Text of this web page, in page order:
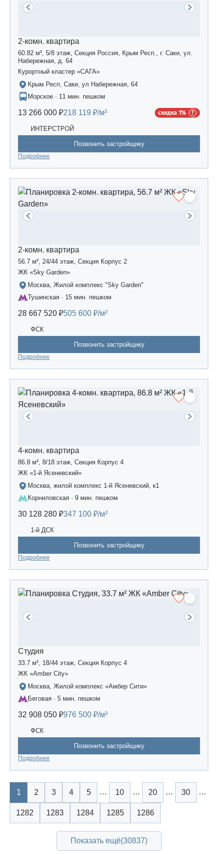
2-комн. квартира
60.82 м², 5/8 этаж, Секция Россия, Крым Респ., г. Саки, ул.
Набережная, д. 64
Курортный кластер «САГА»
Крым Респ, Саки, ул Набережная, 64
Морское · 11 мин. пешком
13 266 000 ₽218 119 ₽/м² скидка 1%
ИНТЕРСТРОЙ
Позвонить застройщику
Подробнее
2-комн. квартира
56.7 м², 24/44 этаж, Секция Корпус 2
ЖК «Sky Garden»
Москва, Жилой комплекс "Sky Garden"
Тушинская · 15 мин. пешком
28 667 520 ₽505 600 ₽/м²
ФСК
Позвонить застройщику
Подробнее
4-комн. квартира
86.8 м², 8/18 этаж, Секция Корпус 4
ЖК «1-й Ясеневский»
Москва, жилой комплекс 1-й Ясеневский, к1
Корниловская · 9 мин. пешком
30 128 280 ₽347 100 ₽/м²
1-й ДСК
Позвонить застройщику
Подробнее
Студия
33.7 м², 18/44 этаж, Секция Корпус 4
ЖК «Amber Сity»
Москва, Жилой комплекс «Амбер Сити»
Беговая · 5 мин. пешком
32 908 050 ₽976 500 ₽/м²
ФСК
Позвонить застройщику
Подробнее
1 2 3 4 5 … 10 … 20 … 30 …
1282 1283 1284 1285 1286
Показать ещё(30837)